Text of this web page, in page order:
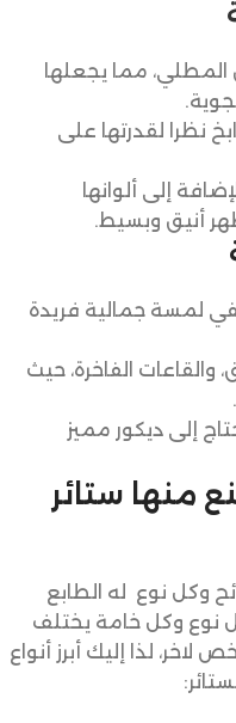
مما يجعلها
نظرا لقدرتها على
إلى ألوانها
أنيق وبسيط.
لمسة جمالية فريدة
الفاخرة، حيث
إلى ديكور مميز
منها ستائر
وكل نوع له الطابع
نوع وكل خامة يختلف
لذا إليك أبرز أنواع